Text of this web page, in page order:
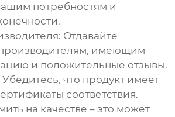
потребностям и
Отдавайте
имеющим
и положительные отзывы.
Убедитесь, что продукт имеет
соответствия.
на качестве – это может